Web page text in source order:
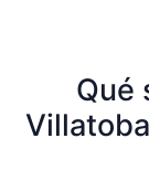
Qué